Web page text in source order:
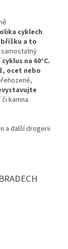
cyklech.
a to
na 60°C.
ocet nebo
kamna.
a další drogerii